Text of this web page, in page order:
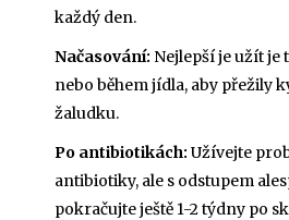
každý den.
Načasování: Nejlepší je užít je
nebo během jídla, aby přežily
žaludku.
Po antibiotikách: Užívejte
antibiotiky, ale s odstupem
pokračujte ještě 1-2 týdny po